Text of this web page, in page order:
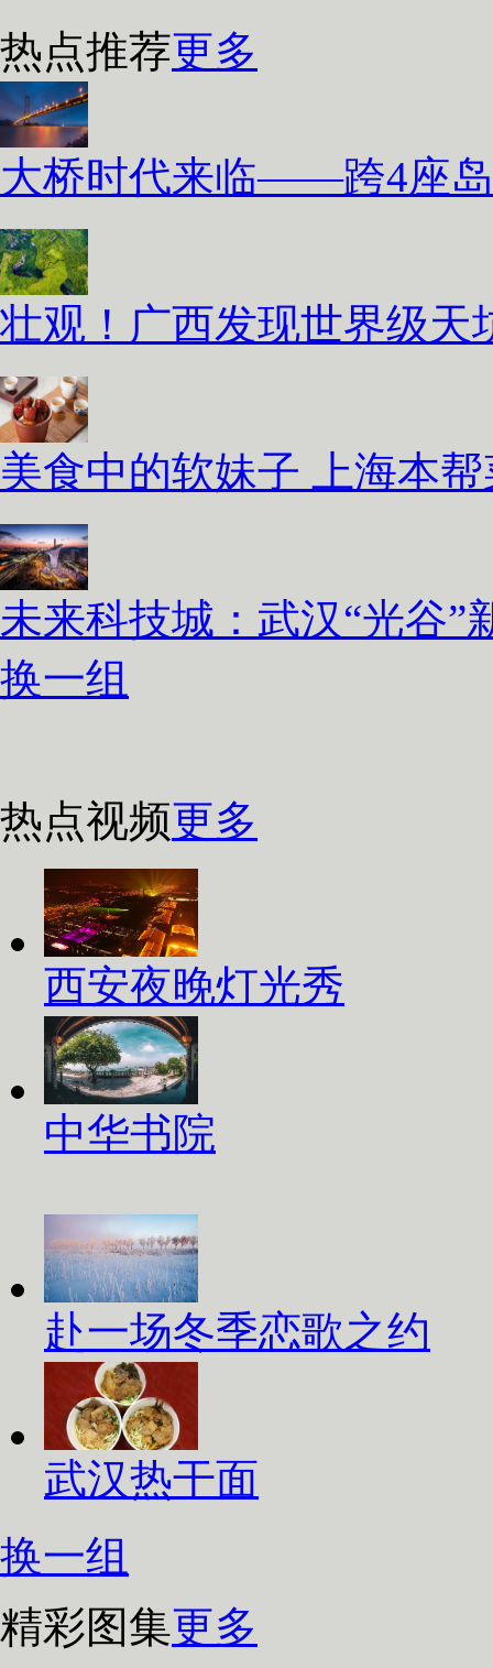
热点推荐更多
大桥时代来临——跨4座
壮观！广西发现世界级天
美食中的软妹子 上海本
未来科技城：武汉“光谷”
换一组
热点视频更多
西安夜晚灯光秀
中华书院
赴一场冬季恋歌之约
武汉热干面
换一组
精彩图集更多